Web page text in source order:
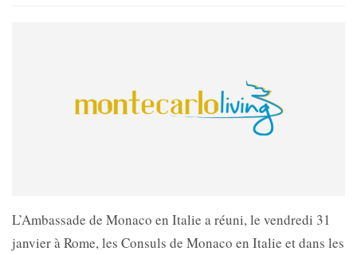
L’Ambassade de Monaco en Italie a réuni, le vendredi 31
janvier à Rome, les Consuls de Monaco en Italie et dans les